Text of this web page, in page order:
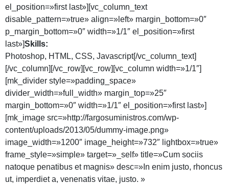
el_position=»first last»][vc_column_text
disable_pattern=»true» align=»left» margin_bottom=»0″
p_margin_bottom=»0″ width=»1/1″ el_position=»first
last»]Skills:
Photoshop, HTML, CSS, Javascript[/vc_column_text]
[/vc_column][/vc_row][vc_row][vc_column width=»1/1″]
[mk_divider style=»padding_space»
divider_width=»full_width» margin_top=»25″
margin_bottom=»0″ width=»1/1″ el_position=»first last»]
[mk_image src=»http://fargosuministros.com/wp-
content/uploads/2013/05/dummy-image.png»
image_width=»1200″ image_height=»732″ lightbox=»true»
frame_style=»simple» target=»_self» title=»Cum sociis
natoque penatibus et magnis» desc=»In enim justo, rhoncus
ut, imperdiet a, venenatis vitae, justo. »